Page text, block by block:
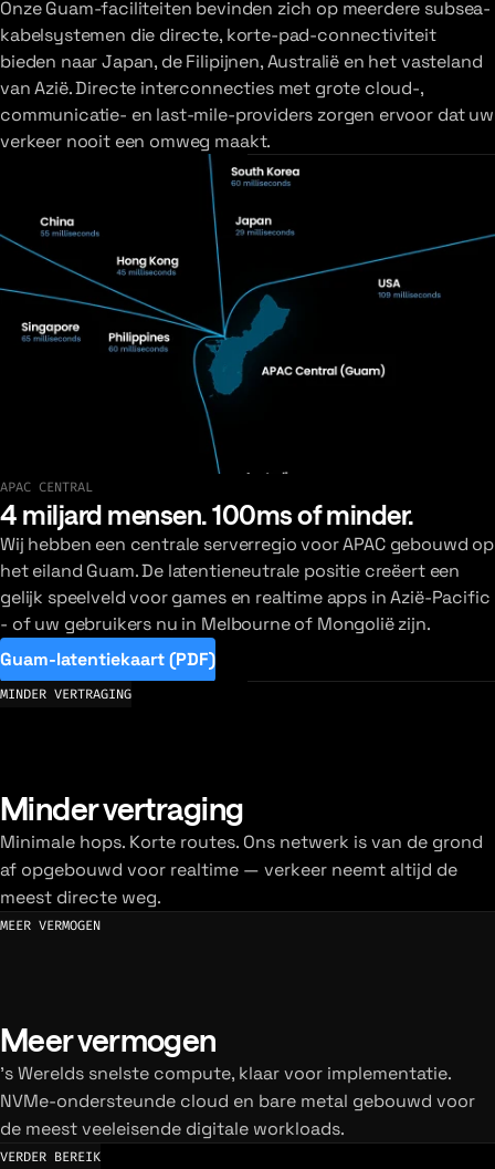
Onze Guam-faciliteiten bevinden zich op meerdere subsea-
kabelsystemen die directe, korte-pad-connectiviteit
bieden naar Japan, de Filipijnen, Australië en het vasteland
van Azië. Directe interconnecties met grote cloud-,
communicatie- en last-mile-providers zorgen ervoor dat uw
verkeer nooit een omweg maakt.
Verken het netwerk
APAC CENTRAL
4 miljard mensen. 100ms of minder.
Wij hebben een centrale serverregio voor APAC gebouwd op
het eiland Guam. De latentieneutrale positie creëert een
gelijk speelveld voor games en realtime apps in Azië-Pacific
- of uw gebruikers nu in Melbourne of Mongolië zijn.
Guam-latentiekaart (PDF)
MINDER VERTRAGING
Minder vertraging
Minimale hops. Korte routes. Ons netwerk is van de grond
af opgebouwd voor realtime — verkeer neemt altijd de
meest directe weg.
MEER VERMOGEN
Meer vermogen
's Werelds snelste compute, klaar voor implementatie.
NVMe-ondersteunde cloud en bare metal gebouwd voor
de meest veeleisende digitale workloads.
VERDER BEREIK